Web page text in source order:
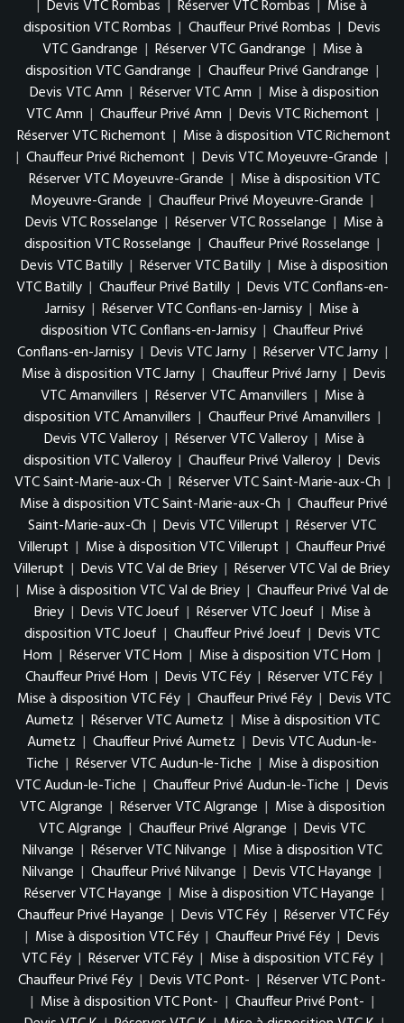
| Devis VTC Rombas | Réserver VTC Rombas | Mise à
disposition VTC Rombas | Chauffeur Privé Rombas | Devis
VTC Gandrange | Réserver VTC Gandrange | Mise à
disposition VTC Gandrange | Chauffeur Privé Gandrange |
Devis VTC Amn | Réserver VTC Amn | Mise à disposition
VTC Amn | Chauffeur Privé Amn | Devis VTC Richemont |
Réserver VTC Richemont | Mise à disposition VTC Richemont
| Chauffeur Privé Richemont | Devis VTC Moyeuvre-Grande |
Réserver VTC Moyeuvre-Grande | Mise à disposition VTC
Moyeuvre-Grande | Chauffeur Privé Moyeuvre-Grande |
Devis VTC Rosselange | Réserver VTC Rosselange | Mise à
disposition VTC Rosselange | Chauffeur Privé Rosselange |
Devis VTC Batilly | Réserver VTC Batilly | Mise à disposition
VTC Batilly | Chauffeur Privé Batilly | Devis VTC Conflans-en-
Jarnisy | Réserver VTC Conflans-en-Jarnisy | Mise à
disposition VTC Conflans-en-Jarnisy | Chauffeur Privé
Conflans-en-Jarnisy | Devis VTC Jarny | Réserver VTC Jarny |
Mise à disposition VTC Jarny | Chauffeur Privé Jarny | Devis
VTC Amanvillers | Réserver VTC Amanvillers | Mise à
disposition VTC Amanvillers | Chauffeur Privé Amanvillers |
Devis VTC Valleroy | Réserver VTC Valleroy | Mise à
disposition VTC Valleroy | Chauffeur Privé Valleroy | Devis
VTC Saint-Marie-aux-Ch | Réserver VTC Saint-Marie-aux-Ch |
Mise à disposition VTC Saint-Marie-aux-Ch | Chauffeur Privé
Saint-Marie-aux-Ch | Devis VTC Villerupt | Réserver VTC
Villerupt | Mise à disposition VTC Villerupt | Chauffeur Privé
Villerupt | Devis VTC Val de Briey | Réserver VTC Val de Briey
| Mise à disposition VTC Val de Briey | Chauffeur Privé Val de
Briey | Devis VTC Joeuf | Réserver VTC Joeuf | Mise à
disposition VTC Joeuf | Chauffeur Privé Joeuf | Devis VTC
Hom | Réserver VTC Hom | Mise à disposition VTC Hom |
Chauffeur Privé Hom | Devis VTC Féy | Réserver VTC Féy |
Mise à disposition VTC Féy | Chauffeur Privé Féy | Devis VTC
Aumetz | Réserver VTC Aumetz | Mise à disposition VTC
Aumetz | Chauffeur Privé Aumetz | Devis VTC Audun-le-
Tiche | Réserver VTC Audun-le-Tiche | Mise à disposition
VTC Audun-le-Tiche | Chauffeur Privé Audun-le-Tiche | Devis
VTC Algrange | Réserver VTC Algrange | Mise à disposition
VTC Algrange | Chauffeur Privé Algrange | Devis VTC
Nilvange | Réserver VTC Nilvange | Mise à disposition VTC
Nilvange | Chauffeur Privé Nilvange | Devis VTC Hayange |
Réserver VTC Hayange | Mise à disposition VTC Hayange |
Chauffeur Privé Hayange | Devis VTC Féy | Réserver VTC Féy
| Mise à disposition VTC Féy | Chauffeur Privé Féy | Devis
VTC Féy | Réserver VTC Féy | Mise à disposition VTC Féy |
Chauffeur Privé Féy | Devis VTC Pont- | Réserver VTC Pont-
| Mise à disposition VTC Pont- | Chauffeur Privé Pont- |